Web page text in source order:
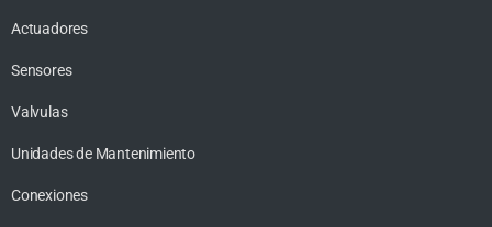
Actuadores
Sensores
Valvulas
Unidades de Mantenimiento
Conexiones